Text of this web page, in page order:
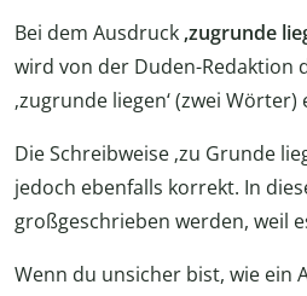
Bei dem Ausdruck ‚zugrunde
wird von der Duden-Redaktion
‚zugrunde liegen‘ (zwei
Die Schreibweise ‚zu Grunde
jedoch ebenfalls korrekt. In
großgeschrieben werden, weil
Wenn du unsicher bist, wie ein